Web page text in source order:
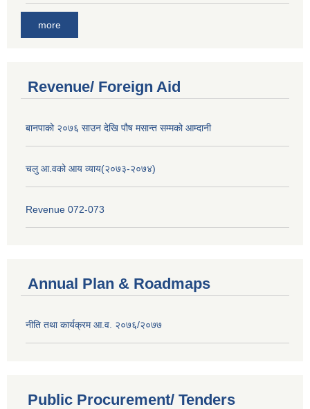
more
Revenue/ Foreign Aid
बानपाको २०७६ साउन देखि पौष मसान्त सम्मको आम्दानी
चलु आ.वको आय व्याय(२०७३-२०७४)
Revenue 072-073
Annual Plan & Roadmaps
नीति तथा कार्यक्रम आ.व. २०७६/२०७७
Public Procurement/ Tenders